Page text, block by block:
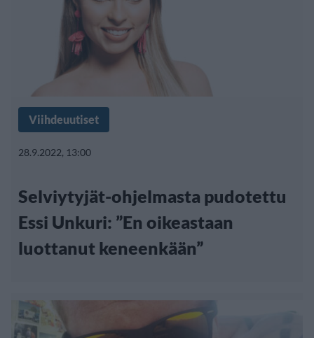
Viihdeuutiset
28.9.2022, 13:00
Selviytyjät-ohjelmasta pudotettu
Essi Unkuri: ”En oikeastaan
luottanut keneenkään”